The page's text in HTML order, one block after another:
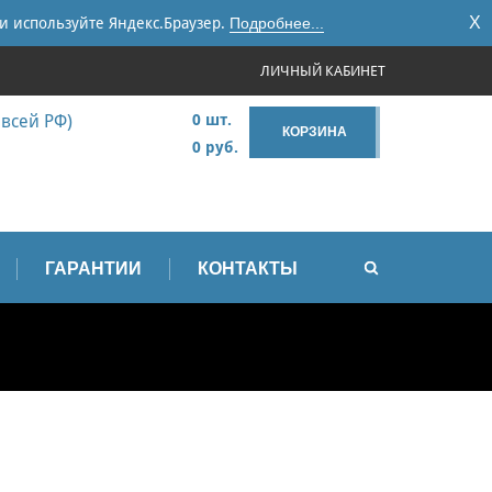
Яндекс.Браузер. Подробнее... X
ЛИЧНЫЙ КАБИНЕТ
всей РФ)
КОРЗИНА
0 шт.
0 руб.
ГАРАНТИИ КОНТАКТЫ